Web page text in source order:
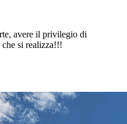
avere il privilegio di
si realizza!!!